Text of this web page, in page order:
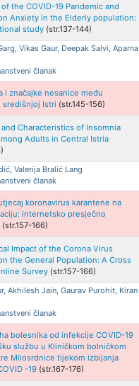
the COVID-19 Pandemic and
Anxiety in the Elderly population:
study (str.137-144)
Vikas Gaur, Deepak Salvi, Aparna
članak
i značajke nesanice među
središnjoj Istri (str.145-156)
Characteristics of Insomnia
Adults in Central Istria
Valerija Bralić Lang
članak
koronavirus karantene na
internetsko presječno
(str.157-166)
Impact of the Corona Virus
the General Population: A Cross
Survey (str.157-166)
Akhilesh Jain, Gaurav Purohit, Kiran
članak
bolesnika od infekcije COVID-19
službu u Kliničkom bolničkom
Milosrdnice tijekom izbijanja
-19 (str.167-176)